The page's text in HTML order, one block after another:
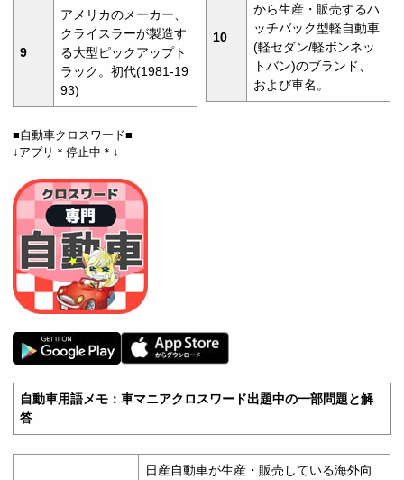
9
アメリカのメーカー、
クライスラーが製造す
る大型ピックアップト
ラック。初代(1981-19
93)
10
から生産・販売するハ
ッチバック型軽自動車
(軽セダン/軽ボンネッ
トバン)のブランド、
および車名。
■自動車クロスワード■
↓アプリ＊停止中＊↓
自動車用語メモ：車マニアクロスワード出題中の一部問題と解
答
日産自動車が生産・販売している海外向